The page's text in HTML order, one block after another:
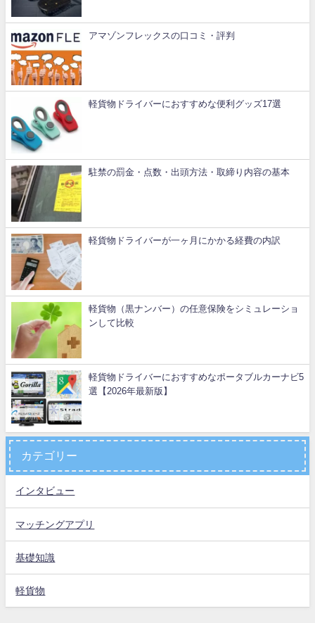
アマゾンフレックスの口コミ・評判
軽貨物ドライバーにおすすめな便利グッズ17選
駐禁の罰金・点数・出頭方法・取締り内容の基本
軽貨物ドライバーが一ヶ月にかかる経費の内訳
軽貨物（黒ナンバー）の任意保険をシミュレーショ
ンして比較
軽貨物ドライバーにおすすめなポータブルカーナビ5
選【2026年最新版】
カテゴリー
インタビュー
マッチングアプリ
基礎知識
軽貨物